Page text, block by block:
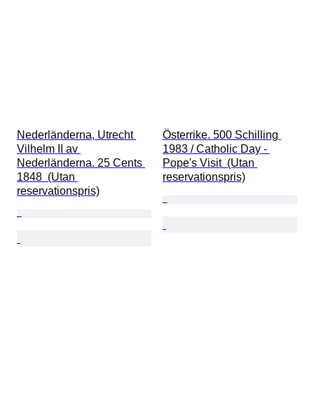
Nederländerna, Utrecht
Vilhelm II av
Nederländerna. 25 Cents
1848  (Utan
reservationspris)
Österrike. 500 Schilling
1983 / Catholic Day -
Pope's Visit  (Utan
reservationspris)